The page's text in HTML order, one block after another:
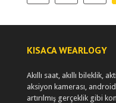
KISACA WEARLOGY
Akıllı saat, akıllı bileklik,
aksiyon kamerası,
artırılmış gerçeklik gibi